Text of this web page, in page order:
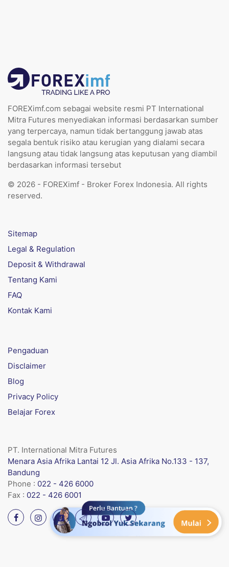
FOREXimf.com sebagai website resmi PT International
Mitra Futures menyediakan informasi berdasarkan sumber
yang terpercaya, namun tidak bertanggung jawab atas
segala bentuk risiko atau kerugian yang dialami secara
langsung atau tidak langsung atas keputusan yang diambil
berdasarkan informasi tersebut
© 2026 - FOREXimf - Broker Forex Indonesia. All rights
reserved.
Sitemap
Legal & Regulation
Deposit & Withdrawal
Tentang Kami
FAQ
Kontak Kami
Pengaduan
Disclaimer
Blog
Privacy Policy
Belajar Forex
PT. International Mitra Futures
Menara Asia Afrika Lantai 12 Jl. Asia Afrika No.133 - 137,
Bandung
Phone : 022 - 426 6000
Fax : 022 - 426 6001